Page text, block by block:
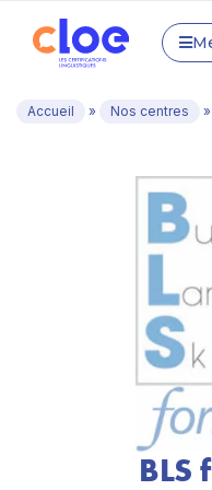
Accueil » Nos centres »
BLS